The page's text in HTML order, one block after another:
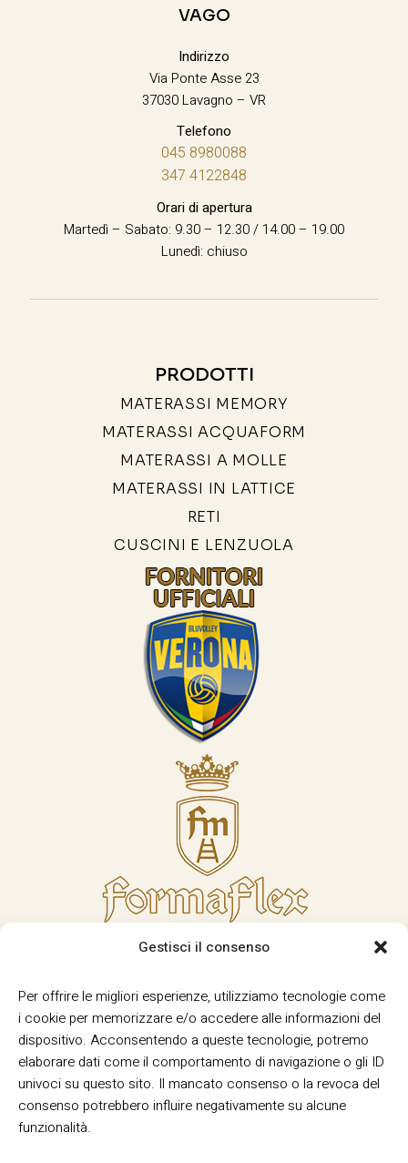
Gestisci il consenso
Per offrire le migliori esperienze, utilizziamo tecnologie come
i cookie per memorizzare e/o accedere alle informazioni del
dispositivo. Acconsentendo a queste tecnologie, potremo
elaborare dati come il comportamento di navigazione o gli ID
univoci su questo sito. Il mancato consenso o la revoca del
consenso potrebbero influire negativamente su alcune
funzionalità.
VAGO
Indirizzo
Via Ponte Asse 23
37030 Lavagno – VR
Telefono
045 8980088
347 4122848
Orari di apertura
Martedì – Sabato: 9.30 – 12.30 / 14.00 – 19.00
Lunedì: chiuso
PRODOTTI
MATERASSI MEMORY
MATERASSI ACQUAFORM
MATERASSI A MOLLE
MATERASSI IN LATTICE
RETI
CUSCINI E LENZUOLA